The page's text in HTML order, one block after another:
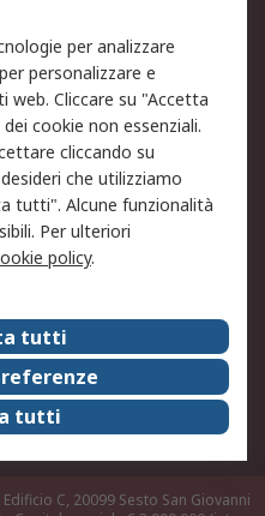
Informativa Privacy -
Aggiornata
Termini d'uso
Condizioni generali di
servizio
Contattaci
ESG
RS Group
Discovery: il Blog di RS
C, 20099 Sesto San Giovanni
per analizzare
personalizzare e
web. Cliccare su "Accetta
cookie non essenziali.
cliccando su
che utilizziamo
tutti". Alcune funzionalità
Per ulteriori
policy.
tutti
tutti